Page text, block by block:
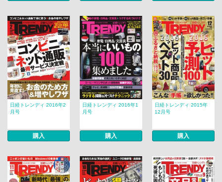
日経トレンディ 2016年2
月号
購入
日経トレンディ 2016年1
月号
購入
日経トレンディ 2015年
12月号
購入